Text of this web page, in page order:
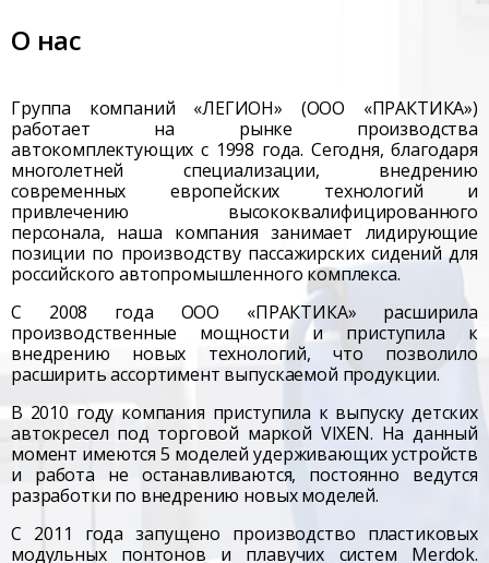
О нас
Группа компаний «ЛЕГИОН» (ООО «ПРАКТИКА»)
работает на рынке производства
автокомплектующих с 1998 года. Сегодня, благодаря
многолетней специализации, внедрению
современных европейских технологий и
привлечению высококвалифицированного
персонала, наша компания занимает лидирующие
позиции по производству пассажирских сидений для
российского автопромышленного комплекса.
С 2008 года ООО «ПРАКТИКА» расширила
производственные мощности и приступила к
внедрению новых технологий, что позволило
расширить ассортимент выпускаемой продукции.
В 2010 году компания приступила к выпуску детских
автокресел под торговой маркой VIXEN. На данный
момент имеются 5 моделей удерживающих устройств
и работа не останавливаются, постоянно ведутся
разработки по внедрению новых моделей.
С 2011 года запущено производство пластиковых
модульных понтонов и плавучих систем Merdok.